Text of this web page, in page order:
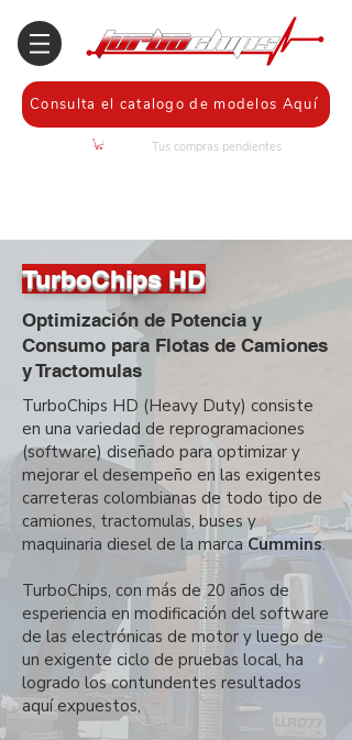
Consulta el catalogo de modelos Aquí
Tus compras pendientes
TurboChips HD
Optimización de Potencia y
Consumo para Flotas de Camiones
y Tractomulas
TurboChips HD (Heavy Duty) consiste
en una variedad de reprogramaciones
(software) diseñado para optimizar y
mejorar el desempeño en las exigentes
carreteras colombianas de todo tipo de
camiones, tractomulas, buses y
maquinaria diesel de la marcaCummins.
TurboChips, con más de 20 años de
esperiencia en modificación del software
de las electrónicas de motor y luego de
un exigente ciclo de pruebas local, ha
logrado los contundentes resultados
aquí expuestos,